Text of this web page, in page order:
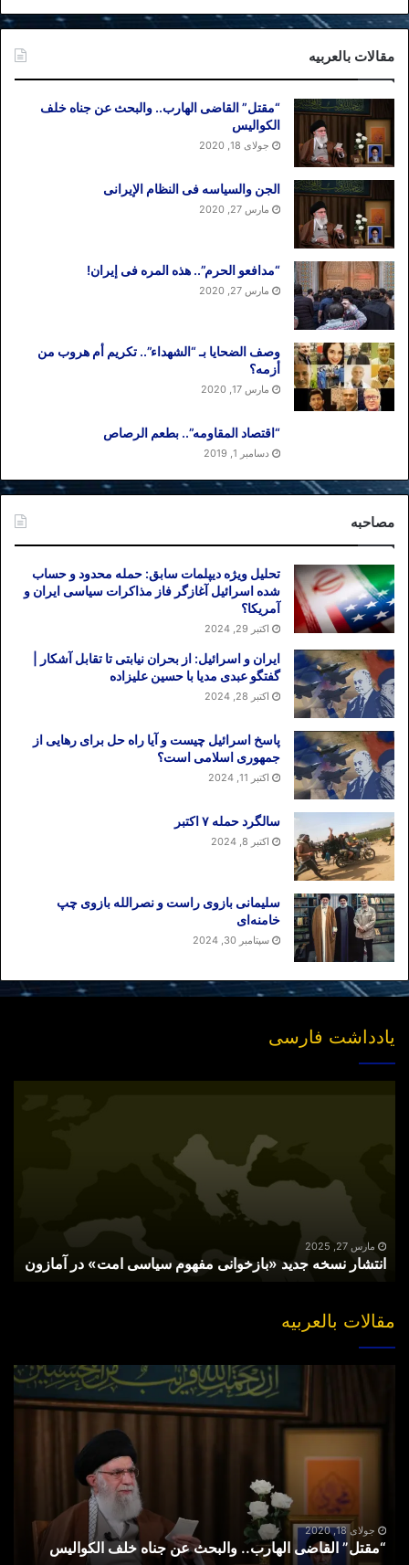
مقالات بالعربیه
“مقتل” القاضی الهارب.. والبحث عن جناه خلف
الکوالیس
جولای 18, 2020
الجن والسیاسه فی النظام اﻹیرانی
مارس 27, 2020
“مدافعو الحرم”.. هذه المره فی إیران!
مارس 27, 2020
وصف الضحایا بـ “الشهداء”.. تکریم أم هروب من
أزمه؟
مارس 17, 2020
“اقتصاد المقاومه”.. بطعم الرصاص
دسامبر 1, 2019
مصاحبه
تحلیل ویژه دیپلمات سابق: حمله محدود و حساب
شده اسرائیل آغازگر فاز مذاکرات سیاسی ایران و
آمریکا؟
اکتبر 29, 2024
ایران و اسرائیل: از بحران نیابتی تا تقابل آشکار |
گفتگو عبدی مدیا با حسین علیزاده
اکتبر 28, 2024
پاسخ اسرائیل چیست و آیا راه حل برای رهایی از
جمهوری اسلامی است؟
اکتبر 11, 2024
سالگرد حمله ۷ اکتبر
اکتبر 8, 2024
سلیمانی بازوی راست و نصرالله بازوی چپ
خامنه‌ای
سپتامبر 30, 2024
یادداشت فارسی
آمازونمارس 27, 2025
انتشار نسخه جدید «بازخوانی مفهوم سیاسی امت» در آمازون
مقالات بالعربیه
والبحث
جولای 18, 2020
“مقتل” القاضی الهارب.. والبحث عن جناه خلف الکوالیس